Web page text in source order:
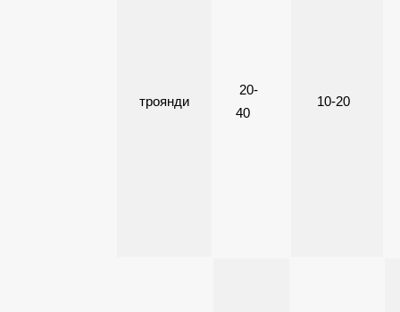
троянди
20-
40
10-20